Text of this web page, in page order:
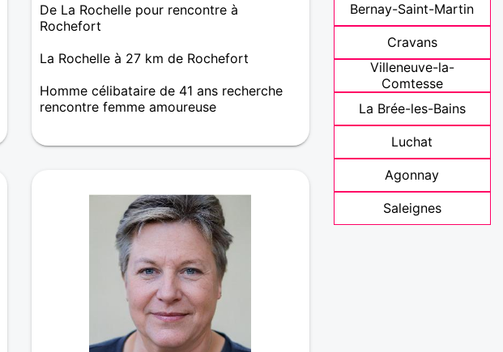
De La Rochelle pour rencontre à
Rochefort
La Rochelle à 27 km de Rochefort
Homme célibataire de 41 ans recherche
rencontre femme amoureuse
explorer les vastes contrées de cette
la sensibilité à la sensiblerie, la sensualité
à la vulgarité, l'intelligence à la bêtise, la
tolérance à la rigidité, la complicité à
l'indépendance égoïste, le respect à la
Bernay-Saint-Martin
Cravans
Villeneuve-la-
Comtesse
La Brée-les-Bains
Luchat
Agonnay
Saleignes